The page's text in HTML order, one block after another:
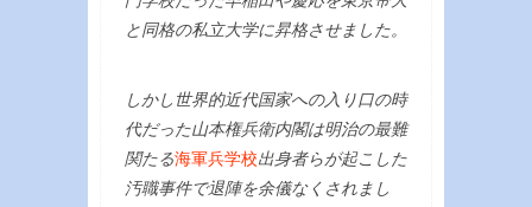
と同格の私立大学に昇格させました。
しかし世界的近代国家への入り口の時
代だった山本権兵衛内閣は明治の最難
関たる海軍兵学校出身者らが起こした
汚職事件で退陣を余儀なくされまし